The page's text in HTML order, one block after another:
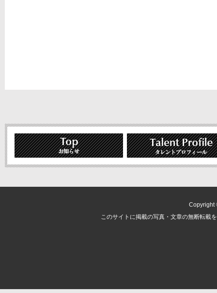
Copyright
このサイトに掲載の写真・文章の無断転載